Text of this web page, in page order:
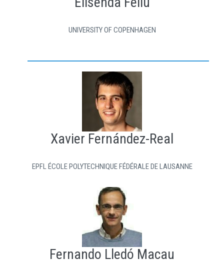
UNIVERSITY OF COPENHAGEN
Xavier Fernández-Real
EPFL ÉCOLE POLYTECHNIQUE FÉDÉRALE DE LAUSANNE
Fernando Lledó Macau